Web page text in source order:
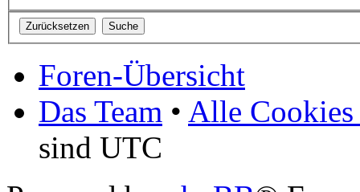
Foren-Übersicht
Das Team • Alle Cookies
sind UTC